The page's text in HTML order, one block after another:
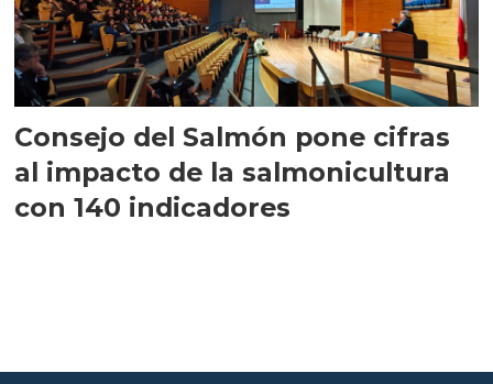
Consejo del Salmón pone cifras
al impacto de la salmonicultura
con 140 indicadores